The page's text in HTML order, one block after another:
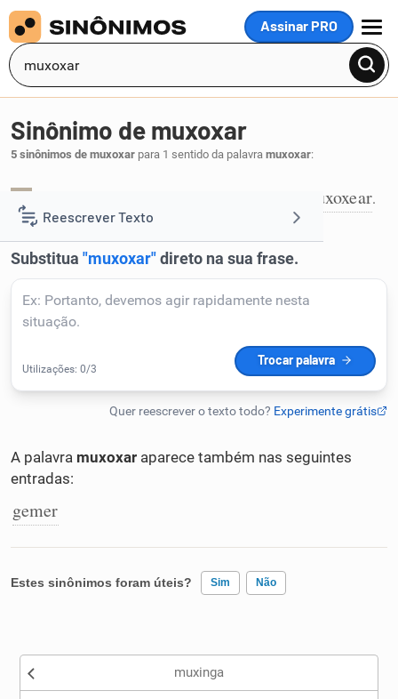
Assinar PRO
MENU
Reescrever Texto
Resumir Texto
Corrigir Texto
Detector de IA
Humanizador de IA
Cata-letras
Sinônimo de muxoxar
5 sinônimos de muxoxar para 1 sentido da palavra muxoxar:
muxoxear.
A palavra muxoxar aparece também nas seguintes
entradas:
gemer
Estes sinônimos foram úteis? Sim Não
Nenhum dos sinônimos apresentados me ajudou
muxinga